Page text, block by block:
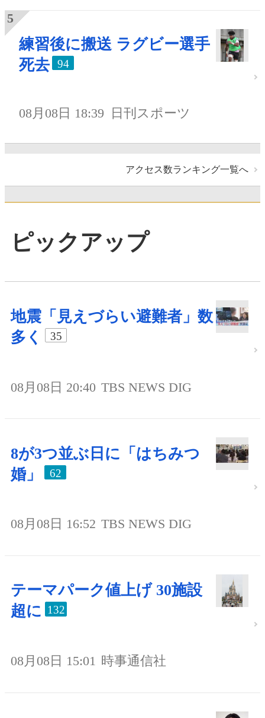
練習後に搬送 ラグビー選手
死去
94
08月08日 18:39 日刊スポーツ
アクセス数ランキング一覧へ
ピックアップ
地震「見えづらい避難者」数
多く
35
08月08日 20:40 TBS NEWS DIG
8が3つ並ぶ日に「はちみつ
婚」
62
08月08日 16:52 TBS NEWS DIG
テーマパーク値上げ 30施設
超に 132
08月08日 15:01 時事通信社